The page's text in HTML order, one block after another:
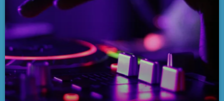
BARCELONA
MALLORCA
PODCASTS
TIENDA
EN VIVO AHORA!